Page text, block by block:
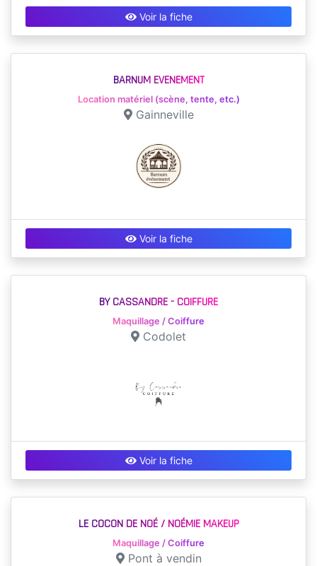
Voir la fiche
BARNUM EVENEMENT
Location matériel (scène, tente, etc.)
Gainneville
Voir la fiche
BY CASSANDRE - COIFFURE
Maquillage / Coiffure
Codolet
Voir la fiche
LE COCON DE NOÉ / NOÉMIE MAKEUP
Maquillage / Coiffure
Pont à vendin